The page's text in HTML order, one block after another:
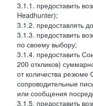
3.1.1. предоставить
Headhunter);
3.1.2. предоставлять
3.1.3. предоставить
по своему выбору;
3.1.4. предоставить
200 откликов)
от количества резюме
сопроводительные
или сообщения
3.1.5. предоставить